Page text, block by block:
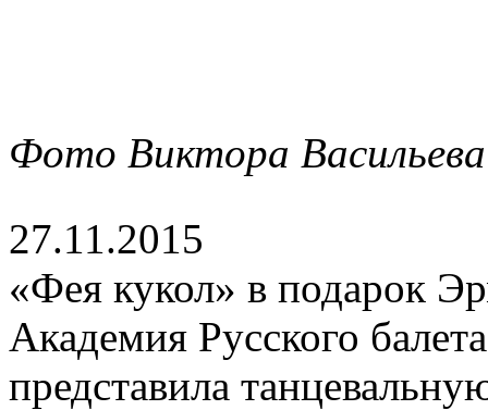
Фото Виктора
27.11.2015
«Фея кукол» в подарок
Академия Русского
представила